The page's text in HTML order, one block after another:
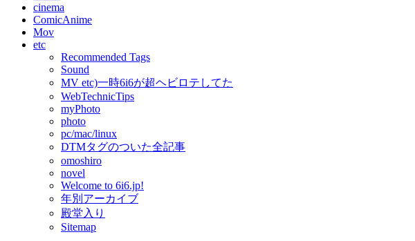
cinema
ComicAnime
Mov
etc
Recommended Tags
Sound
MV etc)一時6i6が超ヘビロテしてた
WebTechnicTips
myPhoto
photo
pc/mac/linux
DTMタグのついた全記事
omoshiro
novel
Welcome to 6i6.jp!
年別アーカイブ
殿堂入り
Sitemap